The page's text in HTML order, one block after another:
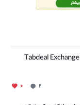
نقد و بررسی صرافی تبدیل – Tabdeal Exchange
۲ ۰